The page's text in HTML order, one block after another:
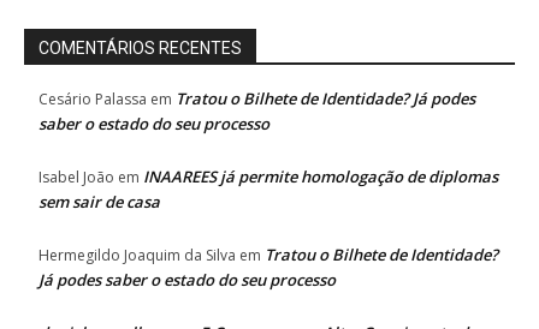
COMENTÁRIOS RECENTES
Cesário Palassa em Tratou o Bilhete de Identidade? Já podes
saber o estado do seu processo
Isabel João em INAAREES já permite homologação de diplomas
sem sair de casa
Hermegildo Joaquim da Silva em Tratou o Bilhete de Identidade?
Já podes saber o estado do seu processo